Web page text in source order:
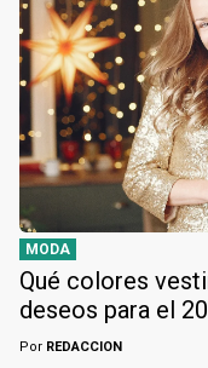
MODA
Qué colores
deseos para el
Por REDACCION